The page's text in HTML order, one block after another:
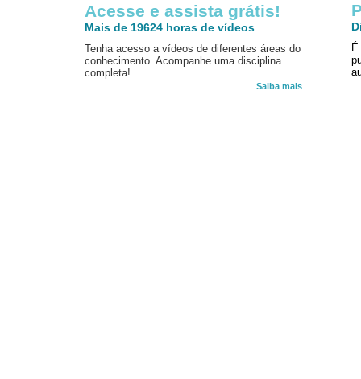
Acesse e assista grátis!
Mais de 19624 horas de vídeos
Tenha acesso a vídeos de diferentes áreas do
conhecimento. Acompanhe uma disciplina
completa!
Saiba mais